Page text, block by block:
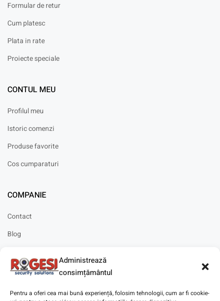
Administrează
consimțământul
Pentru a oferi cea mai bună experiență, folosim tehnologii, cum ar fi cookie-
Formular de retur
Cum platesc
Plata in rate
Proiecte speciale
CONTUL MEU
Profilul meu
Istoric comenzi
Produse favorite
Cos cumparaturi
COMPANIE
Contact
Blog
Solicitare instalare